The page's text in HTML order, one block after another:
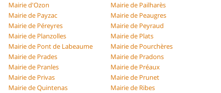
Mairie d'Ozon
Mairie de Pailharès
Mairie de Payzac
Mairie de Peaugres
Mairie de Péreyres
Mairie de Peyraud
Mairie de Planzolles
Mairie de Plats
Mairie de Pont de Labeaume
Mairie de Pourchères
Mairie de Prades
Mairie de Pradons
Mairie de Pranles
Mairie de Préaux
Mairie de Privas
Mairie de Prunet
Mairie de Quintenas
Mairie de Ribes